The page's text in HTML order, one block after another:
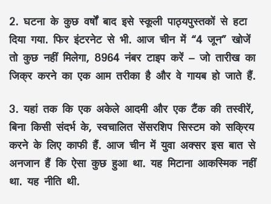
2. घटना के कुछ वर्षों बाद इसे स्कूली पाठ्यपुस्तकों से हटा
दिया गया. फिर इंटरनेट से भी. आज चीन में “4 जून” खोजें
तो कुछ नहीं मिलेगा, 8964 नंबर टाइप करें – जो तारीख का
जिक्र करने का एक आम तरीका है और वे गायब हो जाते हैं.
3. यहां तक ​​कि एक अकेले आदमी और एक टैंक की तस्वीरें,
बिना किसी संदर्भ के, स्वचालित सेंसरशिप सिस्टम को सक्रिय
करने के लिए काफी हैं. आज चीन में युवा अक्सर इस बात से
अनजान हैं कि ऐसा कुछ हुआ था. यह मिटाना आकस्मिक नहीं
था. यह नीति थी.